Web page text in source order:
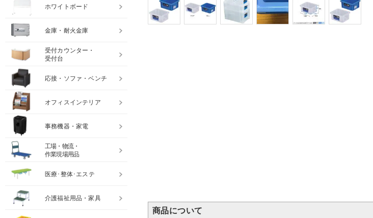
商品について
ホワイトボード
金庫・耐火金庫
受付カウンター・
受付台
応接・ソファ・ベンチ
オフィスインテリア
事務機器・家電
工場・物流・
作業現場用品
医療･整体･エステ
介護福祉用品・家具